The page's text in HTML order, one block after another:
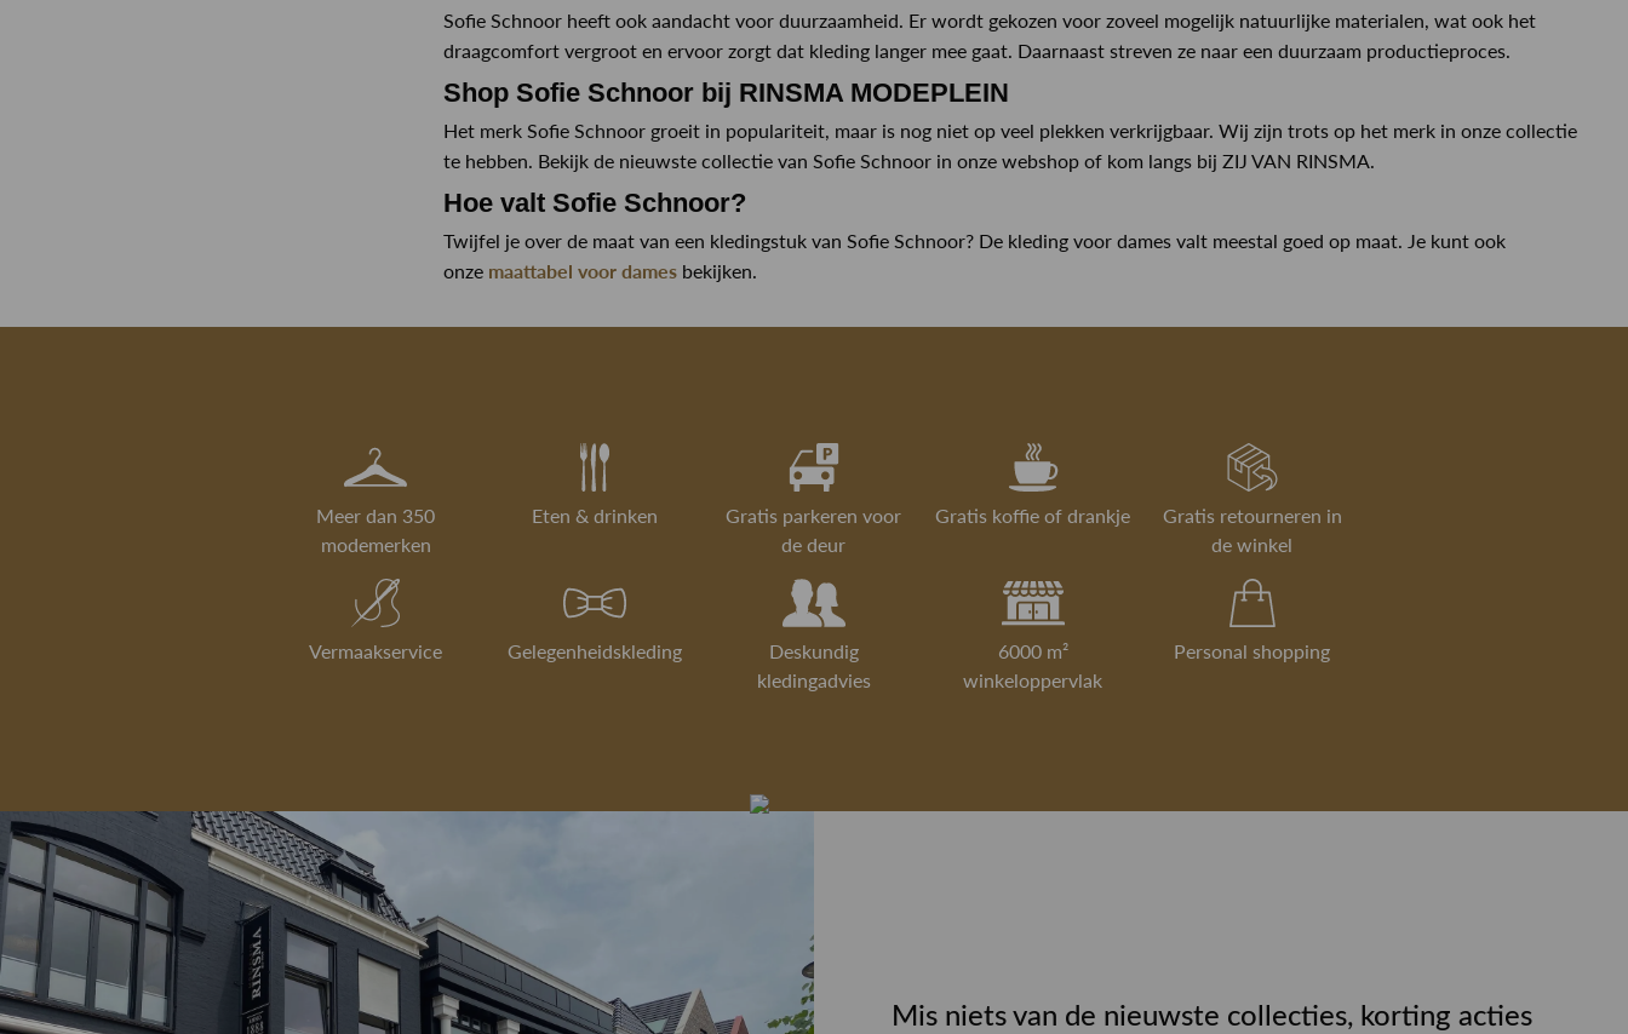
Sofie Schnoor heeft ook aandacht voor duurzaamheid. Er wordt gekozen voor zoveel mogelijk natuurlijke materialen, wat ook het
draagcomfort vergroot en ervoor zorgt dat kleding langer mee gaat. Daarnaast streven ze naar een duurzaam productieproces.
Shop Sofie Schnoor bij RINSMA MODEPLEIN
Het merk Sofie Schnoor groeit in populariteit, maar is nog niet op veel plekken verkrijgbaar. Wij zijn trots op het merk in onze collectie
te hebben. Bekijk de nieuwste collectie van Sofie Schnoor in onze webshop of kom langs bij ZIJ VAN RINSMA.
Hoe valt Sofie Schnoor?
Twijfel je over de maat van een kledingstuk van Sofie Schnoor? De kleding voor dames valt meestal goed op maat. Je kunt ook
onze maattabel voor dames bekijken.
Meer dan 350
modemerken
Eten & drinken
Gratis parkeren voor
de deur
Gratis koffie of drankje
Gratis retourneren in
de winkel
Vermaakservice Gelegenheidskleding
Deskundig
kledingadvies
6000 m²
winkeloppervlak
Personal shopping
Mis niets van de nieuwste collecties, korting acties